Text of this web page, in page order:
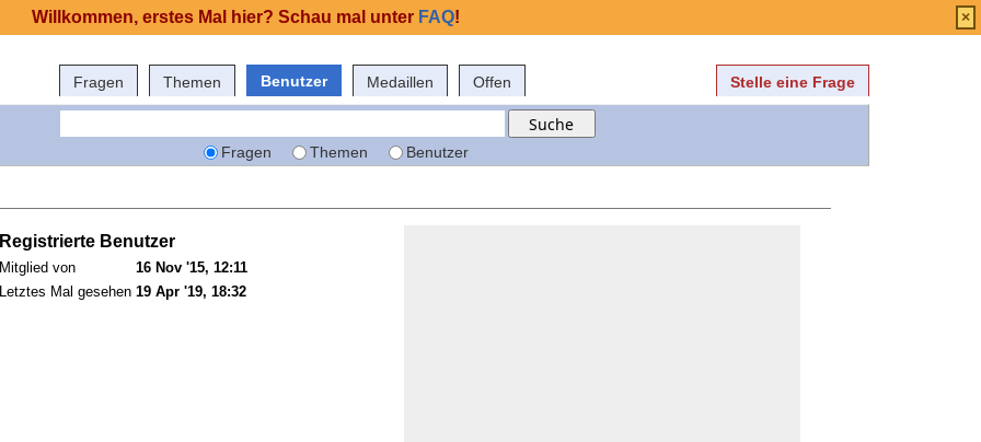
Fragen Themen Benutzer Medaillen Offen Stelle eine Frage
Fragen Themen Benutzer
Registrierte Benutzer
Mitglied von
16 Nov '15, 12:11
Letztes Mal gesehen 19 Apr '19, 18:32
Willkommen, erstes Mal hier? Schau mal unter FAQ! ×